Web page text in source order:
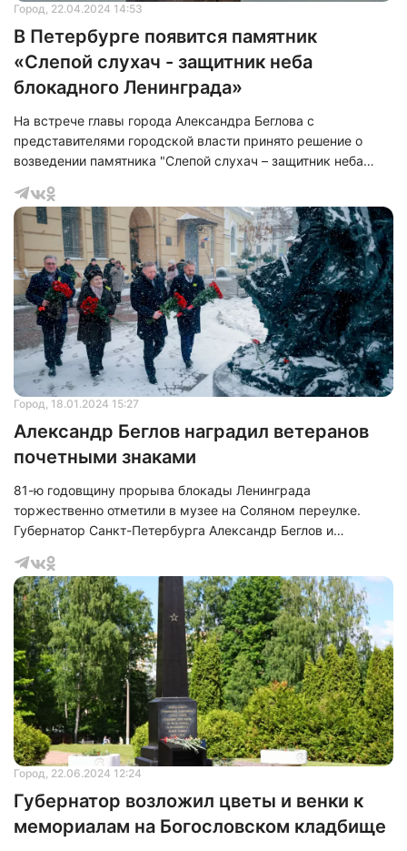
Город, 22.04.2024 14:53
В Петербурге появится памятник
«Слепой слухач - защитник неба
блокадного Ленинграда»
На встрече главы города Александра Беглова с
представителями городской власти принято решение о
возведении памятника "Слепой слухач – защитник неба
увековечить память незрячих бойцов противовоздушной
обороны, которые защищали Ленинград во время Великой
Отечественной войны.
Город, 18.01.2024 15:27
Александр Беглов наградил ветеранов
почетными знаками
81-ю годовщину прорыва блокады Ленинграда
торжественно отметили в музее на Соляном переулке.
Губернатор Санкт-Петербурга Александр Беглов и
Александр Бельский в знак глубокого уважения возложили
цветы к скульптурным композициям, посвященным
преподавателям и медперсоналу, которые проявили
самоотверженность и отвагу в период блокадного режима.
Город, 22.06.2024 12:24
Губернатор возложил цветы и венки к
мемориалам на Богословском кладбище